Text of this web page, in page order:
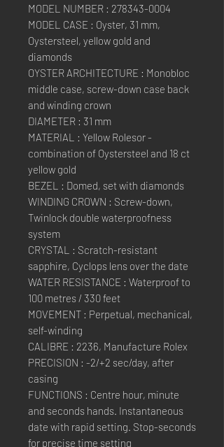
MODEL NUMBER : 278343-0004
MODEL CASE : Oyster, 31 mm,
Oystersteel, yellow gold and
diamonds
OYSTER ARCHITECTURE : Monobloc
middle case, screw-down case back
and winding crown
DIAMETER : 31 mm
MATERIAL : Yellow Rolesor -
combination of Oystersteel and 18 ct
yellow gold
BEZEL : Domed, set with diamonds
WINDING CROWN : Screw-down,
Twinlock double waterproofness
system
CRYSTAL : Scratch-resistant
sapphire, Cyclops lens over the date
WATER RESISTANCE : Waterproof to
100 metres / 330 feet
MOVEMENT : Perpetual, mechanical,
self-winding
CALIBRE : 2236, Manufacture Rolex
PRECISION : -2/+2 sec/day, after
casing
FUNCTIONS : Centre hour, minute
and seconds hands. Instantaneous
date with rapid setting. Stop-seconds
for precise time setting